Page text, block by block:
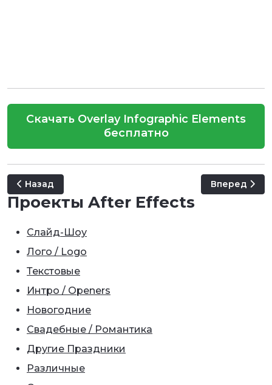
Скачать Overlay Infographic Elements
бесплатно
Предыдущий: Infographic Graphs Toolkits
Назад Следующий:
Вперед
Проекты After Effects
Слайд-Шоу
Лого / Logo
Текстовые
Интро / Openers
Новогодние
Свадебные / Романтика
Другие Праздники
Различные